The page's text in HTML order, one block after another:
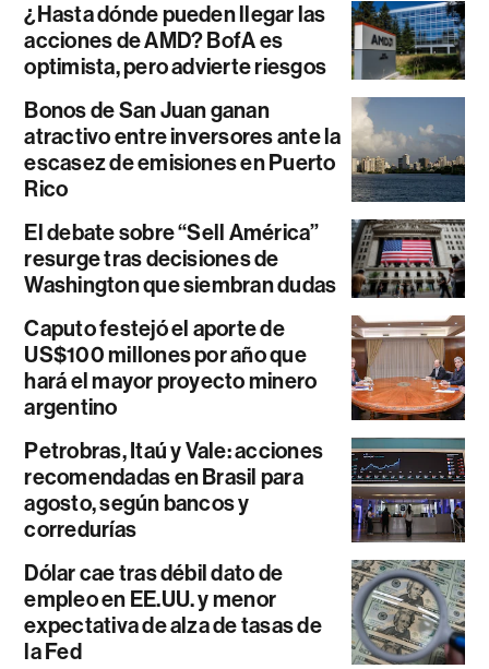
¿Hasta dónde pueden llegar las
acciones de AMD? BofA es
optimista, pero advierte riesgos
Bonos de San Juan ganan
atractivo entre inversores ante la
escasez de emisiones en Puerto
Rico
El debate sobre “Sell América”
resurge tras decisiones de
Washington que siembran dudas
Caputo festejó el aporte de
US$100 millones por año que
hará el mayor proyecto minero
argentino
Petrobras, Itaú y Vale: acciones
recomendadas en Brasil para
agosto, según bancos y
corredurías
Dólar cae tras débil dato de
empleo en EE.UU. y menor
expectativa de alza de tasas de
la Fed